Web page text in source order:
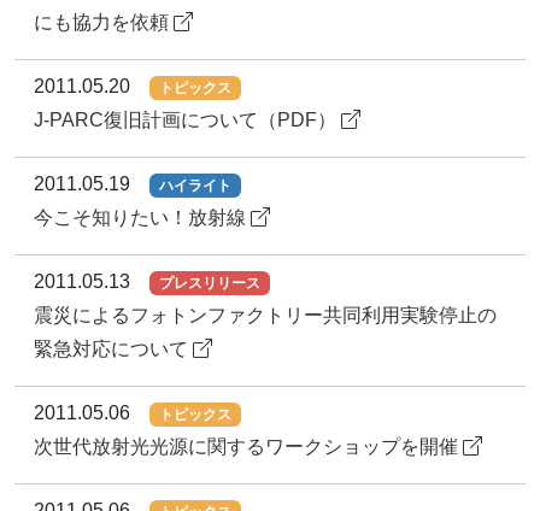
にも協力を依頼
2011.05.20 トピックス
J-PARC復旧計画について（PDF）
2011.05.19 ハイライト
今こそ知りたい！放射線
2011.05.13 プレスリリース
震災によるフォトンファクトリー共同利用実験停止の
緊急対応について
2011.05.06 トピックス
次世代放射光光源に関するワークショップを開催